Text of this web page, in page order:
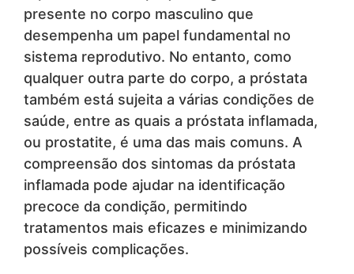
presente no corpo masculino que
desempenha um papel fundamental no
sistema reprodutivo. No entanto, como
qualquer outra parte do corpo, a próstata
também está sujeita a várias condições de
saúde, entre as quais a próstata inflamada,
ou prostatite, é uma das mais comuns. A
compreensão dos sintomas da próstata
inflamada pode ajudar na identificação
precoce da condição, permitindo
tratamentos mais eficazes e minimizando
possíveis complicações.